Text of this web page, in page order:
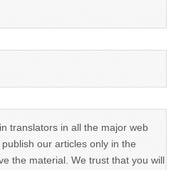
translators in all the major web
our articles only in the
the material. We trust that you will